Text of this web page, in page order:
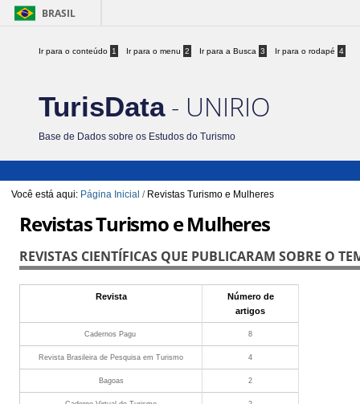
BRASIL
Ir para o conteúdo 1 Ir para o menu 2 Ir para a Busca 3 Ir para o rodapé 4
TurisData- UNIRIO
Base de Dados sobre os Estudos do Turismo
Você está aqui: Página Inicial / Revistas Turismo e Mulheres
Revistas Turismo e Mulheres
REVISTAS CIENTÍFICAS QUE PUBLICARAM SOBRE O
Revista
Número de
artigos
Cadernos Pagu 8
Revista Brasileira de Pesquisa em Turismo 4
Bagoas 2